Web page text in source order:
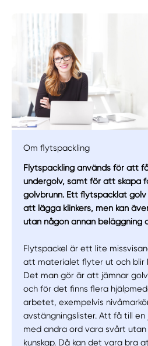
Välj
Om flytspackling
Flytspackling används för att
undergolv, samt för att skapa
golvbrunn. Ett flytspacklat
att lägga klinkers, men kan
utan någon annan beläggning
Flytspackel är ett lite
att materialet flyter ut och blir
Det man gör är att jämnar
och för det finns flera
arbetet, exempelvis
avstängningslister. Att få till
med andra ord vara svårt
kunskap. Då kan det vara bra